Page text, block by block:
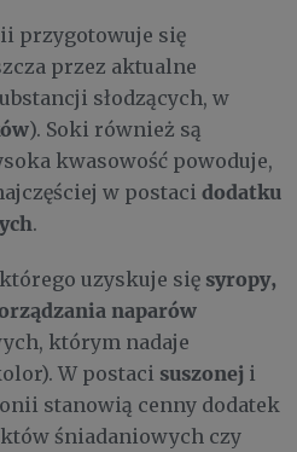
przygotowuje się
przez aktualne
słodzących, w
). Soki również są
kwasowość powoduje,
w postaci dodatku
.
uzyskuje się syropy,
naparów
którym nadaje
W postaci suszonej i
stanowią cenny dodatek
śniadaniowych czy